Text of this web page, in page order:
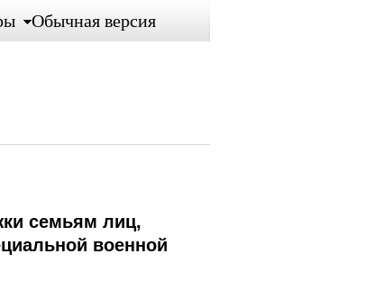
Обычная версия
семьям лиц,
военной